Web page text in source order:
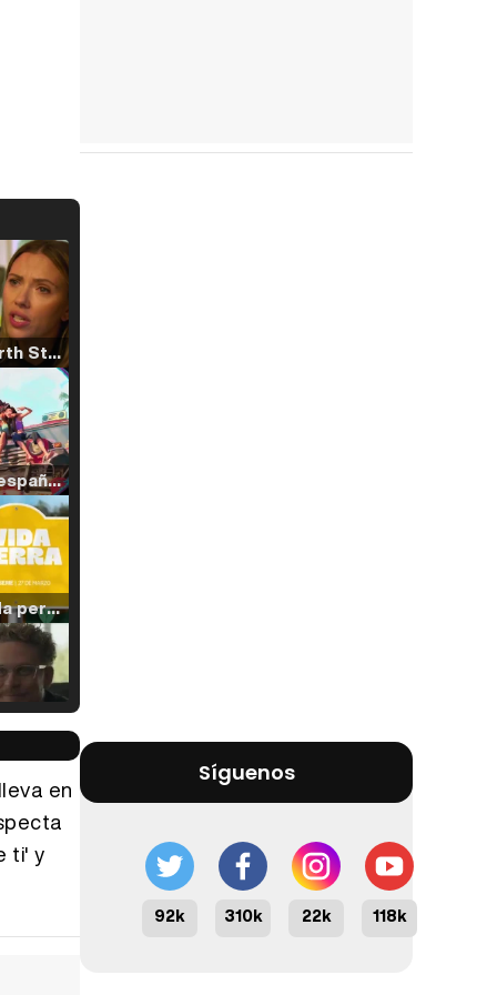
Tráiler 'North Star' (2023)
Tráiler en español de 'La isla olvidada'
Tráiler 'Vida perra' (2026)
Tráiler Oficial en VOSE 'The Audacity'
en
ti' y
Síguenos
92k 310k 22k 118k